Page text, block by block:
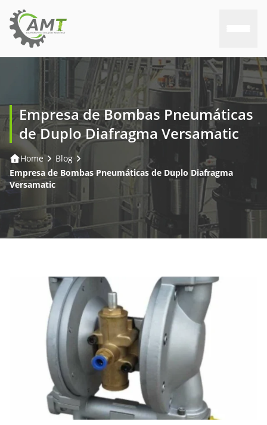
Home
Sobre nós
Consultoria
Assistência
Trabalhe conosco
Empresa de Bombas Pneumáticas
de Duplo Diafragma Versamatic
Home
Blog
Empresa de Bombas Pneumáticas de Duplo Diafragma
Versamatic